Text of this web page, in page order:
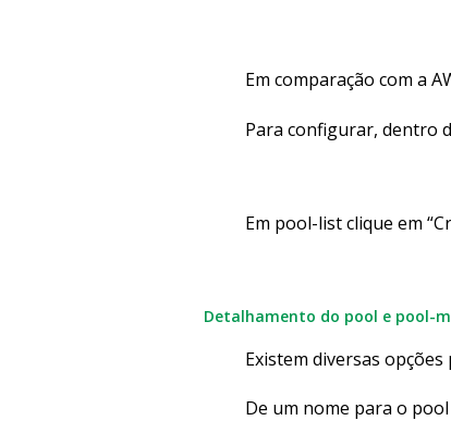
Em comparação com a
Para configurar, dentro
Em pool-list clique em
Detalhamento do pool e pool-
Existem diversas
De um nome para o